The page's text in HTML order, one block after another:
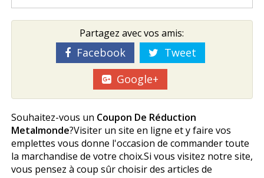
Partagez avec vos amis:
Facebook
Tweet
Google+
Souhaitez-vous un Coupon De Réduction
Metalmonde?Visiter un site en ligne et y faire vos
emplettes vous donne l'occasion de commander toute
la marchandise de votre choix.Si vous visitez notre site,
vous pensez à coup sûr choisir des articles de